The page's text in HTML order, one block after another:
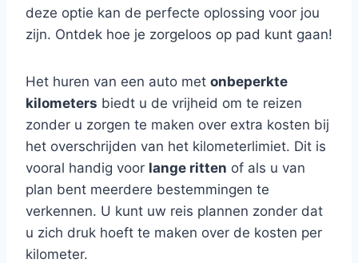
deze optie kan de perfecte oplossing voor jou
zijn. Ontdek hoe je zorgeloos op pad kunt gaan!
Het huren van een auto met onbeperkte
kilometers biedt u de vrijheid om te reizen
zonder u zorgen te maken over extra kosten bij
het overschrijden van het kilometerlimiet. Dit is
vooral handig voor lange ritten of als u van
plan bent meerdere bestemmingen te
verkennen. U kunt uw reis plannen zonder dat
u zich druk hoeft te maken over de kosten per
kilometer.